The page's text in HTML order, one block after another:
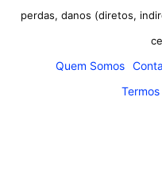
perdas, danos (diretos,
Quem Somos